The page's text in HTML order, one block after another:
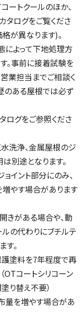
ートクールのほか、
タログをご覧くださ
が異なります)。
よって下地処理方
。事前に接着試験を
業担当までご相談く
のある屋根では必ず
ログをご参照くださ
洗浄、金属屋根のジ
別途となります。
イント部分にのみ、
やす場合があります
きがある場合や、動
の代わりにブチルテ
。
塗料を7年程度で再
OTコートシリコーン
り替え不要）
量を増やす場合があ